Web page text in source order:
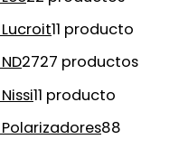
11 producto
2727 productos
11 producto
88